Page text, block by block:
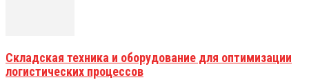
Складская техника и оборудование для оптимизации
логистических процессов